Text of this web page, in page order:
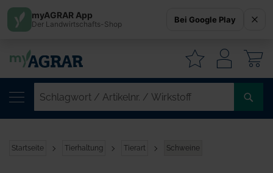
Startseite Tierhaltung Tierart Schweine
myAGRAR App
Der Landwirtschafts-Shop Bei Google Play